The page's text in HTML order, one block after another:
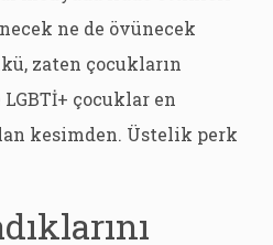
ne de övünecek
zaten çocukların
çocuklar en
kesimden. Üstelik perk